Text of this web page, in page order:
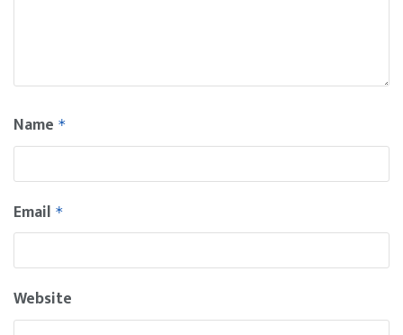
Name *
Email *
Website